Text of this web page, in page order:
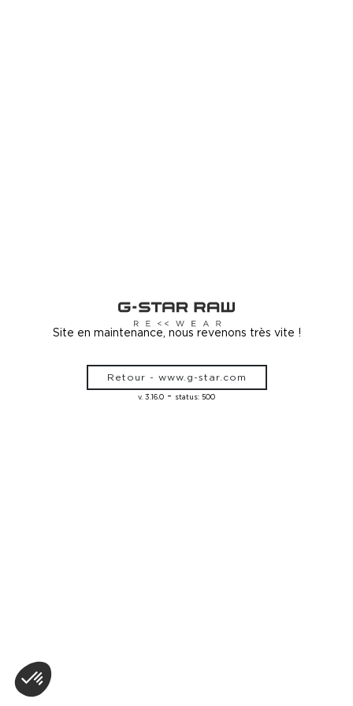
Site en maintenance, nous revenons très vite !
Retour - www.g-star.com
v. 3.16.0 - status: 500